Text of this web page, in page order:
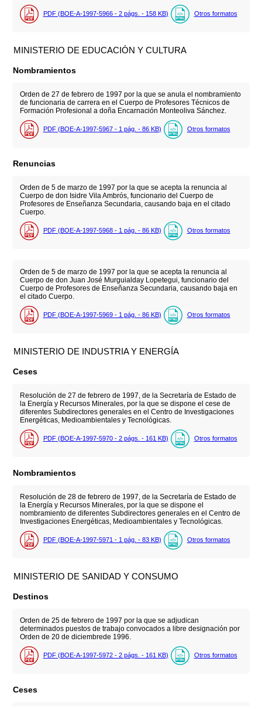
PDF (BOE-A-1997-5966 - 2 págs. - 158 KB) Otros formatos
MINISTERIO DE EDUCACIÓN Y CULTURA
Nombramientos
Orden de 27 de febrero de 1997 por la que se anula el nombramiento
de funcionaria de carrera en el Cuerpo de Profesores Técnicos de
Formación Profesional a doña Encarnación Monteoliva Sánchez.
PDF (BOE-A-1997-5967 - 1 pág. - 86 KB) Otros formatos
Renuncias
Orden de 5 de marzo de 1997 por la que se acepta la renuncia al
Cuerpo de don Isidre Vila Ambrós, funcionario del Cuerpo de
Profesores de Enseñanza Secundaria, causando baja en el citado
Cuerpo.
PDF (BOE-A-1997-5968 - 1 pág. - 86 KB) Otros formatos
Orden de 5 de marzo de 1997 por la que se acepta la renuncia al
Cuerpo de don Juan José Murguialday Lopetegui, funcionario del
Cuerpo de Profesores de Enseñanza Secundaria, causando baja en
el citado Cuerpo.
PDF (BOE-A-1997-5969 - 1 pág. - 86 KB) Otros formatos
MINISTERIO DE INDUSTRIA Y ENERGÍA
Ceses
Resolución de 27 de febrero de 1997, de la Secretaría de Estado de
la Energía y Recursos Minerales, por la que se dispone el cese de
diferentes Subdirectores generales en el Centro de Investigaciones
Energéticas, Medioambientales y Tecnológicas.
PDF (BOE-A-1997-5970 - 2 págs. - 161 KB) Otros formatos
Nombramientos
Resolución de 28 de febrero de 1997, de la Secretaría de Estado de
la Energía y Recursos Minerales, por la que se dispone el
nombramiento de diferentes Subdirectores generales en el Centro de
Investigaciones Energéticas, Medioambientales y Tecnológicas.
PDF (BOE-A-1997-5971 - 1 pág. - 83 KB) Otros formatos
MINISTERIO DE SANIDAD Y CONSUMO
Destinos
Orden de 25 de febrero de 1997 por la que se adjudican
determinados puestos de trabajo convocados a libre designación por
Orden de 20 de diciembrede 1996.
PDF (BOE-A-1997-5972 - 2 págs. - 161 KB) Otros formatos
Ceses